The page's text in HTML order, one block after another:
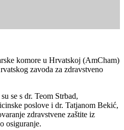
komore u Hrvatskoj (AmCham)
zavoda za zdravstveno
se s dr. Teom Strbad,
poslove i dr. Tatjanom Bekić,
zdravstvene zaštite iz
osiguranje.